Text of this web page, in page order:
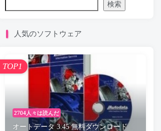
検索
人気のソフトウェア
2704人々は読んだ
オートデータ 3.45 無料ダウンロード
TOP1